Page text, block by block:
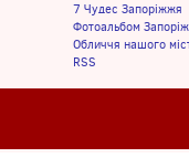
7 Чудес Запоріжжя
Фотоальбом
Обличчя нашого
RSS